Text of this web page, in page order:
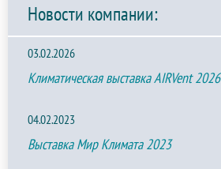
Новости компании:
03.02.2026
Климатическая выставка AIRVent 2026
04.02.2023
Выставка Мир Климата 2023